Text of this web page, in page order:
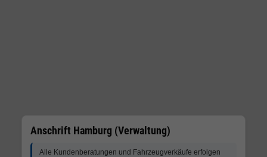
Anschrift Hamburg (Verwaltung)
Alle Kundenberatungen und Fahrzeugverkäufe erfolgen